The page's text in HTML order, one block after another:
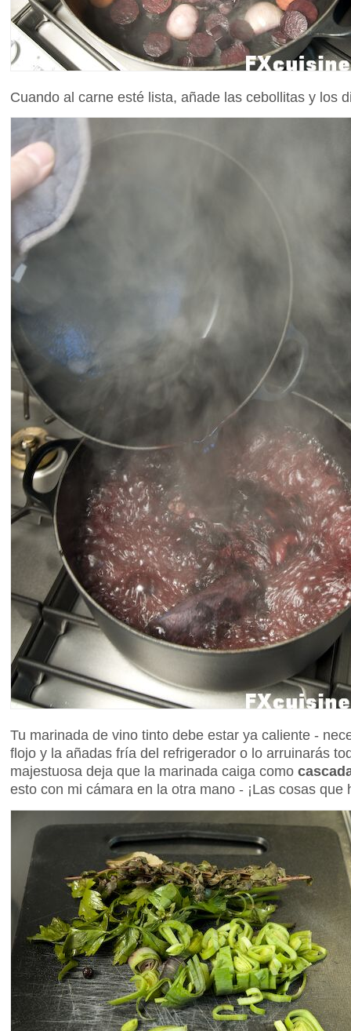
Cuando al carne esté lista, añade las cebollitas y los
Tu marinada de vino tinto debe estar ya caliente -
flojo y la añadas fría del refrigerador o lo arruinarás
majestuosa deja que la marinada caiga como
esto con mi cámara en la otra mano - ¡Las cosas